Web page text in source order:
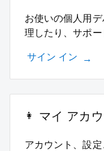
お使いの個人用
理したり、サポー
サイン イン
マイ アカウ
アカウント、設定